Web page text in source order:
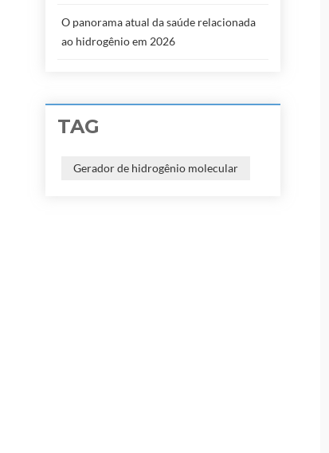
O panorama atual da saúde relacionada
ao hidrogênio em 2026
TAG
Gerador de hidrogênio molecular